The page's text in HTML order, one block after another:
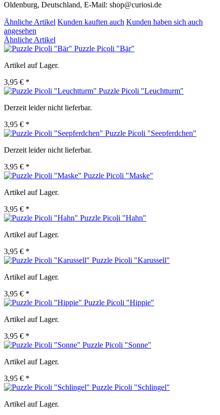
Oldenburg, Deutschland, E-Mail: shop@curiosi.de
Ähnliche Artikel Kunden kauften auch Kunden haben sich auch
angesehen
Ähnliche Artikel
Puzzle Picoli "Bär"
Artikel auf Lager.
3,95 € *
Puzzle Picoli "Leuchtturm"
Derzeit leider nicht lieferbar.
3,95 € *
Puzzle Picoli "Seepferdchen"
Derzeit leider nicht lieferbar.
3,95 € *
Puzzle Picoli "Maske"
Artikel auf Lager.
3,95 € *
Puzzle Picoli "Hahn"
Artikel auf Lager.
3,95 € *
Puzzle Picoli "Karussell"
Artikel auf Lager.
3,95 € *
Puzzle Picoli "Hippie"
Artikel auf Lager.
3,95 € *
Puzzle Picoli "Sonne"
Artikel auf Lager.
3,95 € *
Puzzle Picoli "Schlingel"
Artikel auf Lager.